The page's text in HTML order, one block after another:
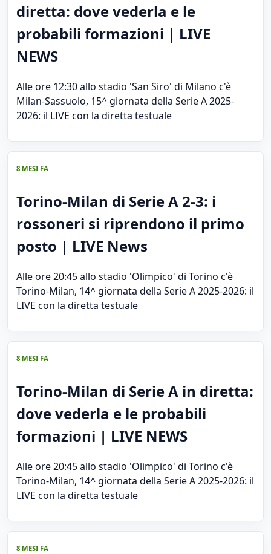
diretta: dove vederla e le
probabili formazioni | LIVE
NEWS
Alle ore 12:30 allo stadio 'San Siro' di Milano c'è
Milan-Sassuolo, 15^ giornata della Serie A 2025-
2026: il LIVE con la diretta testuale
8 MESI FA
Torino-Milan di Serie A 2-3: i
rossoneri si riprendono il primo
posto | LIVE News
Alle ore 20:45 allo stadio 'Olimpico' di Torino c'è
Torino-Milan, 14^ giornata della Serie A 2025-2026: il
LIVE con la diretta testuale
8 MESI FA
Torino-Milan di Serie A in diretta:
dove vederla e le probabili
formazioni | LIVE NEWS
Alle ore 20:45 allo stadio 'Olimpico' di Torino c'è
Torino-Milan, 14^ giornata della Serie A 2025-2026: il
LIVE con la diretta testuale
8 MESI FA